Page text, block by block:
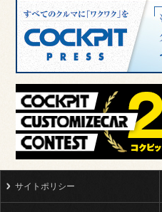
サイトポリシー